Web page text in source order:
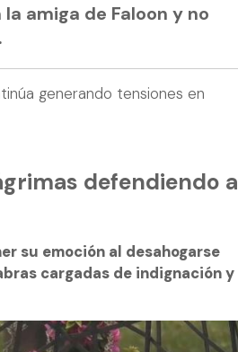
amiga de Faloon y no
generando tensiones en
defendiendo a
su emoción al desahogarse
cargadas de indignación y